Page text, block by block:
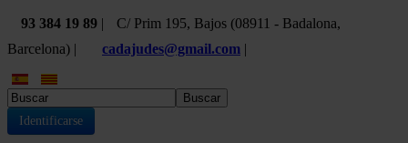
93 384 19 89 |
C/ Prim 195, Bajos (08911 - Badalona,
Barcelona) |
cadajudes@gmail.com |
Buscar
Identificarse